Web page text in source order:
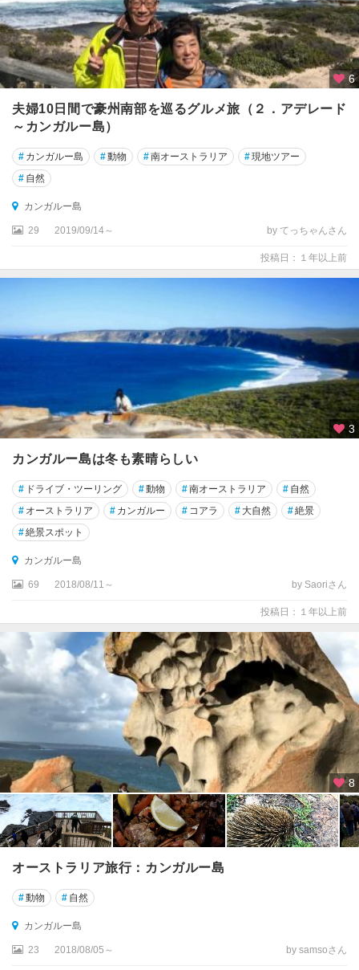
キ
ュ
ラ
ン
キ
バ
リ
周
辺
イ
ズ
ク
ク
タ
ウ
ン
レ
イ
ウ
ン
テ
レ
イ
ク
・
セ
ン
・
レ
ア
立
6
夫婦10日間で豪州南部を巡るグルメ旅（２．アデレード
～カンガルー島）
# カンガルー島 #動物 #南オーストラリア #現地ツアー
# 自然
カンガルー島
29 2019/09/14～ by てっちゃんさん
投稿日：１年以上前
3
カンガルー島は冬も素晴らしい
# ドライブ・ツーリング #動物 #南オーストラリア # 自然
# オーストラリア # カンガルー # コアラ # 大自然 #絶景
#絶景スポット
カンガルー島
69 2018/08/11～ by Saoriさん
投稿日：１年以上前
8
オーストラリア旅行：カンガルー島
#動物 # 自然
カンガルー島
23 2018/08/05～ by samsoさん